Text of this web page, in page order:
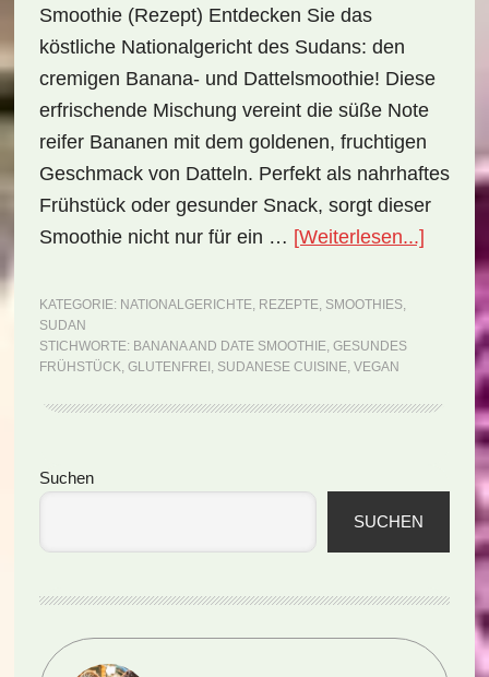
Smoothie (Rezept) Entdecken Sie das
köstliche Nationalgericht des Sudans: den
cremigen Banana- und Dattelsmoothie! Diese
erfrischende Mischung vereint die süße Note
reifer Bananen mit dem goldenen, fruchtigen
Geschmack von Datteln. Perfekt als nahrhaftes
Frühstück oder gesunder Snack, sorgt dieser
Smoothie nicht nur für ein … [Weiterlesen...]
Sudan:
KATEGORIE: NATIONALGERICHTE, REZEPTE, SMOOTHIES,
SUDAN
STICHWORTE: BANANA AND DATE SMOOTHIE, GESUNDES
FRÜHSTÜCK, GLUTENFREI , SUDANESE CUISINE, VEGAN
Seitenspalte
Suchen
SUCHEN